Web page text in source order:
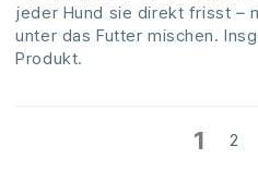
jeder Hund sie direkt frisst –
unter das Futter mischen.
Produkt.
1 2